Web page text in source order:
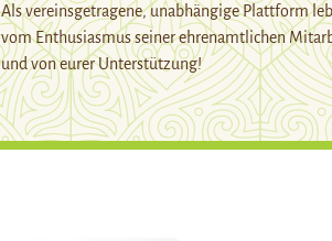
Als vereinsgetragene, unabhängige Plattform
vom Enthusiasmus seiner ehrenamtlichen
und von eurer Unterstützung!